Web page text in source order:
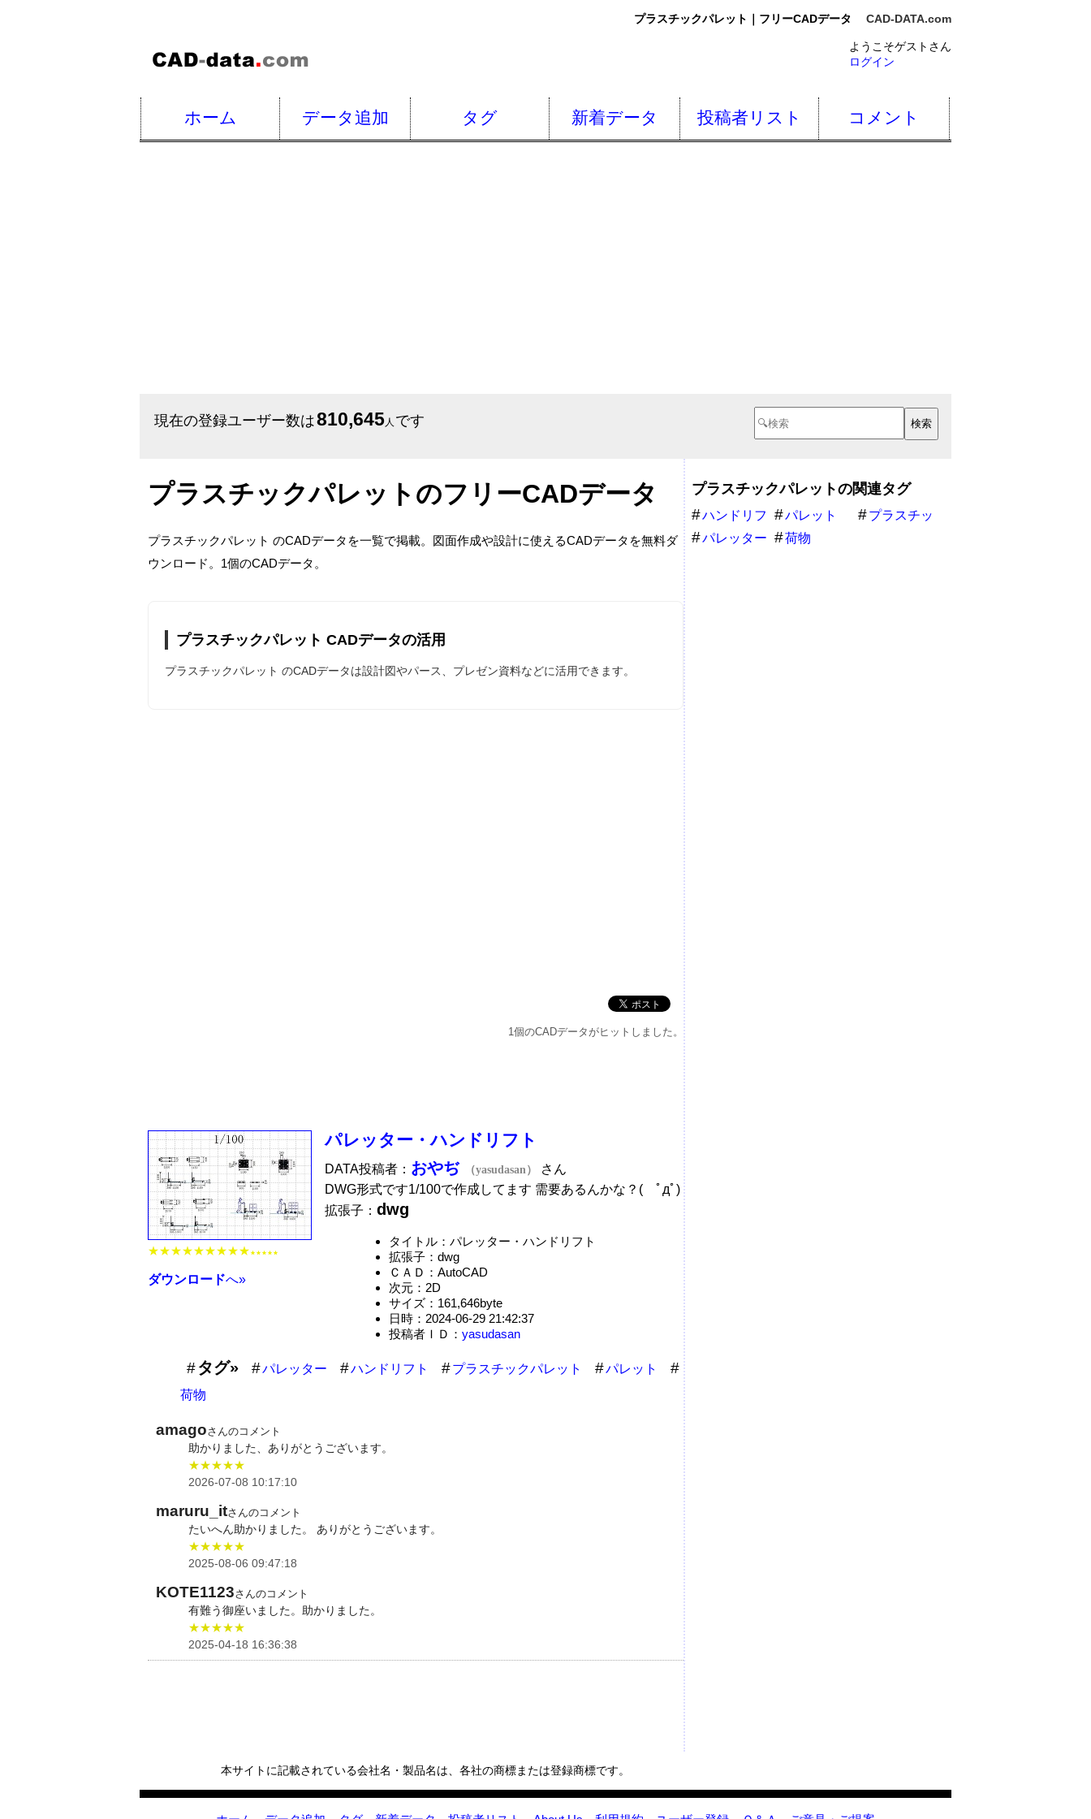
プラスチックパレット｜フリーCADデータ CAD-DATA.com
ようこそゲストさん
ログイン
ホーム データ追加 タグ 新着データ 投稿者リスト コメント
現在の登録ユーザー数は810,645人 です
プラスチックパレットのフリーCADデータ
プラスチックパレット のCADデータを一覧で掲載。図面作成や設計に使えるCADデータを無料ダ
ウンロード。1個のCADデータ。
プラスチックパレット CADデータの活用
プラスチックパレット のCADデータは設計図やパース、プレゼン資料などに活用できます。
1個のCADデータがヒットしました。
★★★★★★★★★ ★★★★★
ダウンロードへ»
パレッター・ハンドリフト
DATA投稿者： おやぢ （yasudasan）
さん
DWG形式です1/100で作成してます 需要あるんかな？( ﾟдﾟ)
拡張子： dwg
タイトル：パレッター・ハンドリフト
拡張子：dwg
ＣＡＤ：AutoCAD
次元：2D
サイズ：161,646byte
日時：2024-06-29 21:42:37
投稿者ＩＤ： yasudasan
タグ» パレッター ハンドリフト プラスチックパレット
パレット
荷物
amagoさんのコメント
助かりました、ありがとうございます。
★★★★★
2026-07-08 10:17:10
maruru_itさんのコメント
たいへん助かりました。 ありがとうございます。
★★★★★
2025-08-06 09:47:18
KOTE1123さんのコメント
有難う御座いました。助かりました。
★★★★★
2025-04-18 16:36:38
プラスチックパレットの関連タグ
ハンドリフ
ト
パレット
プラスチッ
パレッター 荷物
本サイトに記載されている会社名・製品名は、各社の商標または登録商標です。